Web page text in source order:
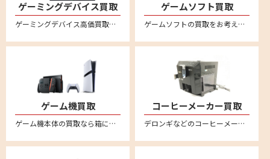
ゲーミングデバイス買取
ゲーミングデバイス高価買取。新品未使用品も中古品も幅広く買取ります。送料・査定料一切無料の宅配査定。ロジクールやレイザー、スティールシリーズ、ベンキュー、ダッキー、エイスース、ゼンエイムといった人気メーカー品のゲーミングマウスやキーボード、モニター、配信用マイク、プロコントローラー、アケコン、イヤホン、マウスパッド、ヘッドセット、プロジェクター、スピーカー等を中心に買取強化中
ゲームソフト買取
ゲームソフトの買取をお考えなら、まとめて箱に入れて送るだけ、送料無料・全国対応の便利な宅配買取サービス『reMOVE(リムーブ)』をご利用ください！ニンテンドー Switch（スイッチ/スイッチ2）、PS5（プレステ5）、PS4（プレステ4）など幅広く買取ります！ゲーム買取なら買取専門店リムーブにお任せください。
ゲーム機買取
ゲーム機本体の買取なら箱に詰めてご自宅から送るだけの便利な宅配買取専門店リムーブ。ニンテンドー Switchスイッチ/スイッチ2、PS5プレステ5、PS4プレステ4 などの最新からレトロゲームまでいろいろお売りいただけます。
コーヒーメーカー買取
デロンギなどのコーヒーメーカーを売るならリムーブへ。全国対応・送料無料の安心宅配買取